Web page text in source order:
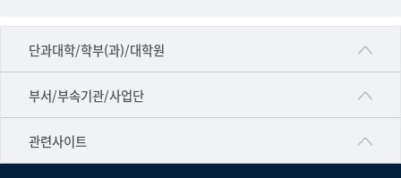
단과대학/학부(과)/대학원
■인문대학
▷국어국문학부
▷일본어·일본학과
부서/부속기관/사업단
공동기기센터
공학교육혁신센터
관련사이트
건강가정지원센터
교수협의회